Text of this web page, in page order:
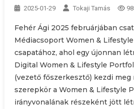
2025-01-29 Tokaji Tamás
Fehér Ági 2025 februárjában
Médiacsoport Women &
csapatához, ahol egy újonnan
Digital Women & Lifestyle
(vezető főszerkesztő) kezdi meg
szerepkör a Women & Lifestyle
irányvonalának részeként jött